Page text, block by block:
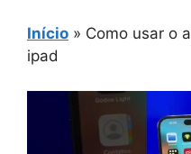
Início » Como usar o
ipad